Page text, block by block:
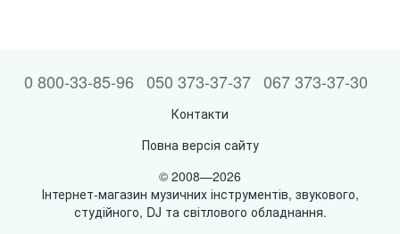
0 800-33-85-96 050 373-37-37 067 373-37-30
Контакти
Повна версія сайту
© 2008—2026
Інтернет-магазин музичних інструментів, звукового,
студійного, DJ та світлового обладнання.